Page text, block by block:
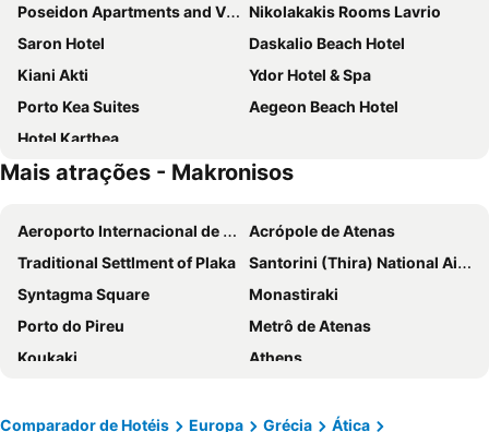
Poseidon Apartments and Villas by the Sea
Nikolakakis Rooms Lavrio
Saron Hotel
Daskalio Beach Hotel
Kiani Akti
Ydor Hotel & Spa
Porto Kea Suites
Aegeon Beach Hotel
Hotel Karthea
Mais atrações - Makronisos
Aeroporto Internacional de Atenas
Acrópole de Atenas
Traditional Settlment of Plaka
Santorini (Thira) National Airport
Syntagma Square
Monastiraki
Porto do Pireu
Metrô de Atenas
Koukaki
Athens
Adamas
Lavrio Port
Comparador de Hotéis Europa Grécia
Ática